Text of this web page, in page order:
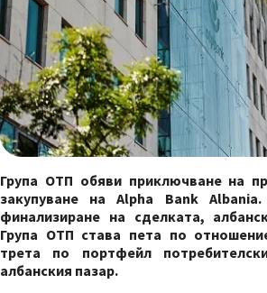
Група ОТП обяви приключване на
закупуване на Alpha Bank
финализиране на сделката,
Група ОТП става пета по
трета по портфейл
албанския пазар.